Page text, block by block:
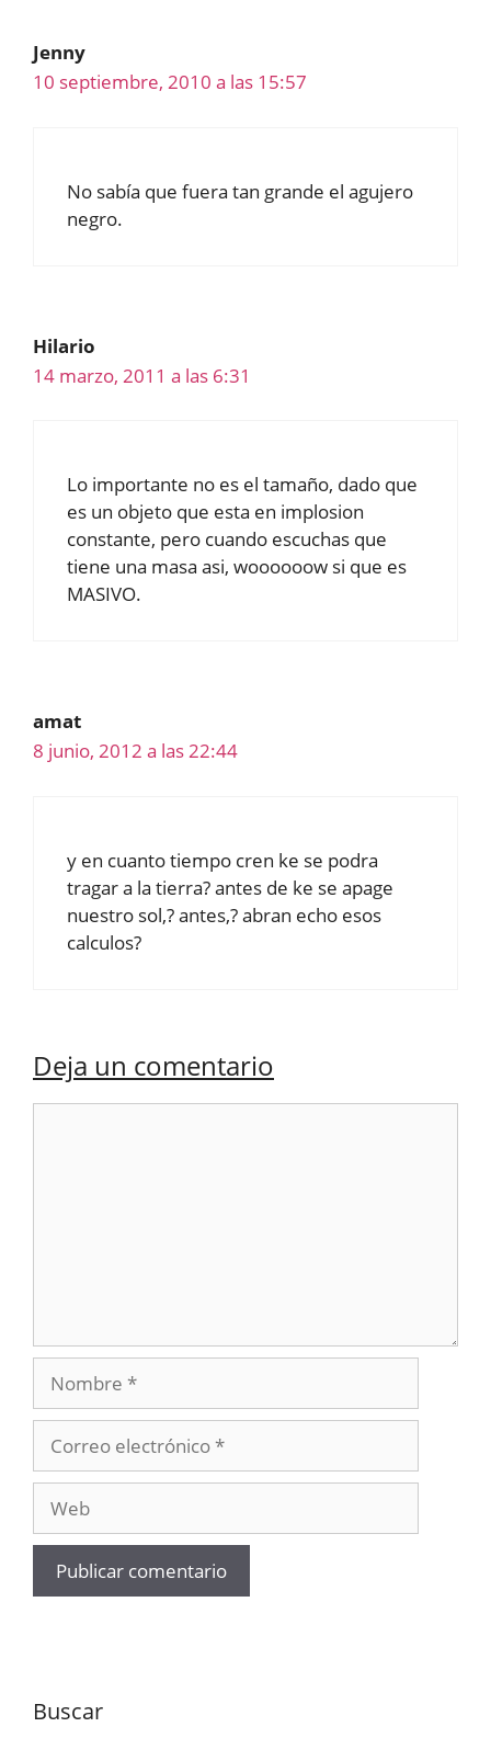
Jenny
10 septiembre, 2010 a las 15:57
No sabía que fuera tan grande el agujero
negro.
Hilario
14 marzo, 2011 a las 6:31
Lo importante no es el tamaño, dado que
es un objeto que esta en implosion
constante, pero cuando escuchas que
tiene una masa asi, woooooow si que es
MASIVO.
amat
8 junio, 2012 a las 22:44
y en cuanto tiempo cren ke se podra
tragar a la tierra? antes de ke se apage
nuestro sol,? antes,? abran echo esos
calculos?
Deja un comentario
Nombre
electrónico
Buscar